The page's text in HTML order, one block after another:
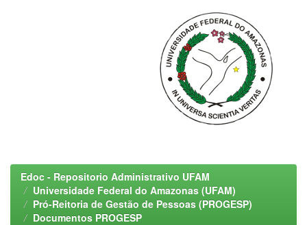
Edoc - Repositorio Administrativo UFAM
Universidade Federal do Amazonas (UFAM)
Pró-Reitoria de Gestão de Pessoas (PROGESP)
Documentos PROGESP